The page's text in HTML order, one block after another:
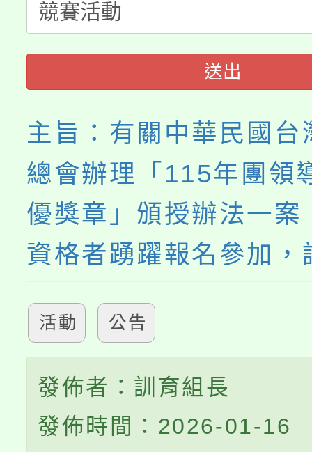
代理(課)教師甄選結果(
公告本校115學年度第
代理(課)教師甄選結果(
轉知中國文化大學推廣
《TA101》溝通分析基
程，歡迎學生輔導中心
心理、諮商輔導、社會
系所師生報名參加。
送出
主旨：有關中華民國台
總會辦理「115年團領
優獎章」頒授辦法一案
資格者踴躍報名參加，
活動 公告
發佈者：訓育組長
發佈時間：2026-01-16